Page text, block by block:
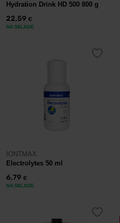
Hydration Drink HD 500 800 g
22,59 €
NA SKLADE
IONTMAX
Electrolytes 50 ml
6,79 €
NA SKLADE